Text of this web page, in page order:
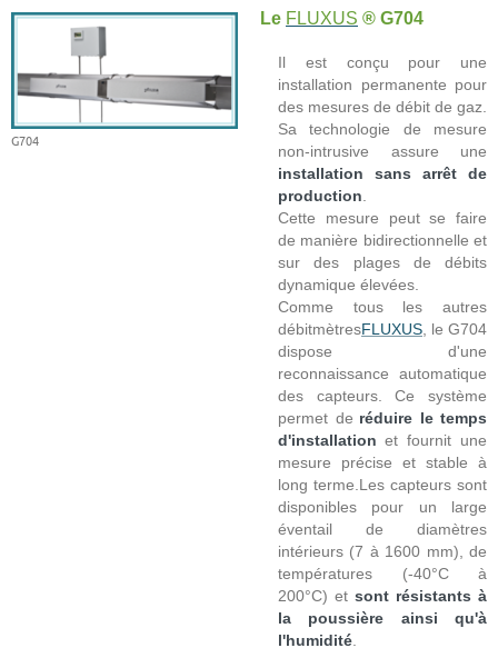
G704
Le FLUXUS ® G704
Il est conçu pour une
installation permanente pour
des mesures de débit de gaz.
Sa technologie de mesure
non-intrusive assure une
installation sans arrêt de
production
Cette mesure peut se faire
de manière bidirectionnelle et
sur des plages de débits
dynamique élevées.
Comme tous les autres
débitmètresFLUXUS , le G704
dispose d'une
reconnaissance automatique
des capteurs. Ce système
permet de réduire le temps
d'installation et fournit une
mesure précise et stable à
long terme.Les capteurs sont
disponibles pour un large
éventail de diamètres
intérieurs (7 à 1600 mm), de
températures (-40°C à
200°C) et sont résistants à
la poussière ainsi qu'à
l'humidité